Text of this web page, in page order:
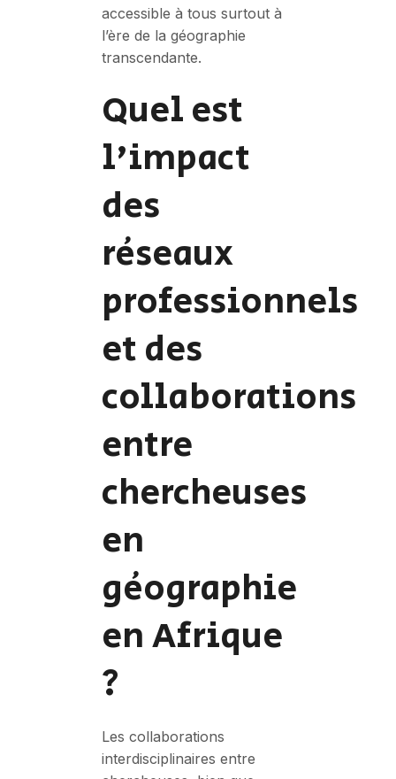
accessible à tous surtout à
l’ère de la géographie
transcendante.
Quel est
l'impact
des
réseaux
professionnels
et des
collaborations
entre
chercheuses
en
géographie
en Afrique
?
Les collaborations
interdisciplinaires entre